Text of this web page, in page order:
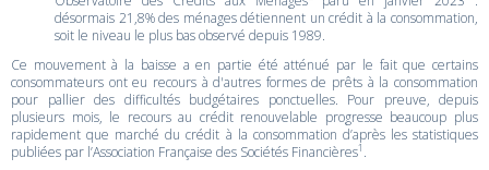
désormais 21,8% des ménages détiennent un crédit à la consommation,
soit le niveau le plus bas observé depuis 1989.
Ce mouvement à la baisse a en partie été atténué par le fait que certains
consommateurs ont eu recours à d'autres formes de prêts à la consommation
pour pallier des difficultés budgétaires ponctuelles. Pour preuve, depuis
plusieurs mois, le recours au crédit renouvelable progresse beaucoup plus
rapidement que marché du crédit à la consommation d’après les statistiques
publiées par l’Association Française des Sociétés Financières1 .